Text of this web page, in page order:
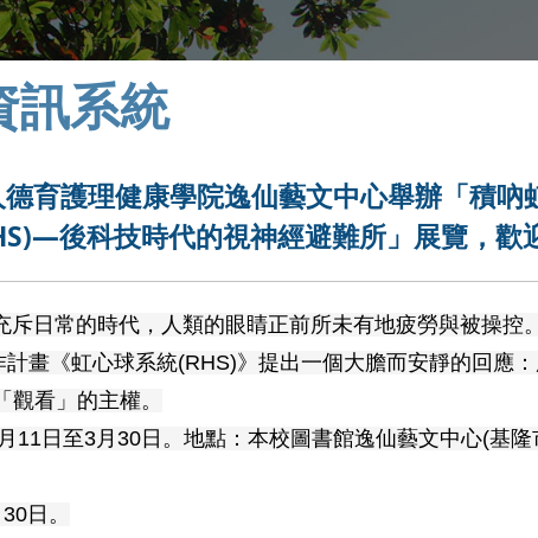
訊系統
育護理健康學院逸仙藝文中心舉辦「積吶
後科技時代的視神經避難所」展覽，歡
斥日常的時代，人類的眼睛正前所未有地疲勞與被操控
畫《虹心球系統(RHS)》提出一個大膽而安靜的回應：
看」的主權。
11日至3月30日。地點：本校圖書館逸仙藝文中心(基
日。